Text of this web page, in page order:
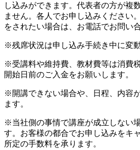
し込みができます。代表者の方が複
ません。各人でお申し込みください
をされたい場合は、お電話でお問い
※残席状況は申し込み手続き中に変
※受講料や維持費、教材費等は消費
開始日前のご入金をお願いします。
※開講できない場合や、日程、内容
ます。
※当社側の事情で講座が成立しない
す。お客様の都合でお申し込みをキ
所定の手数料を承ります。